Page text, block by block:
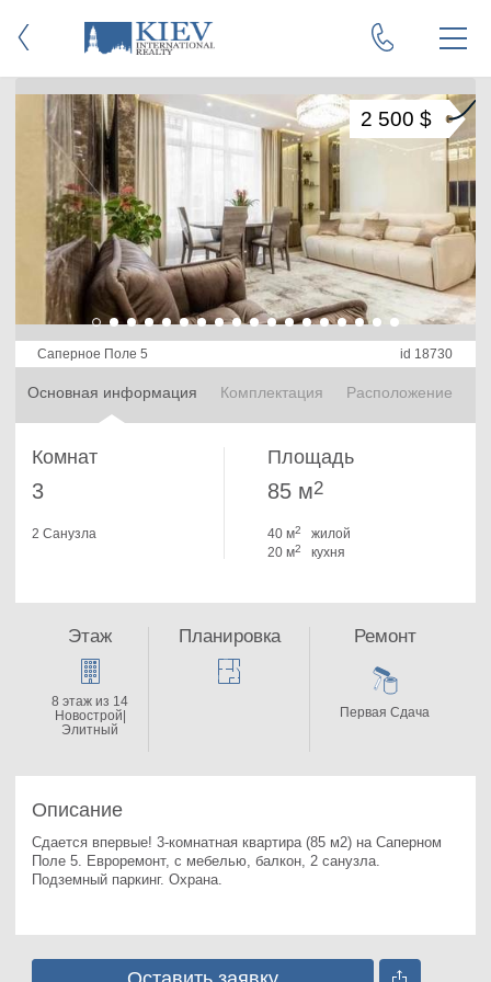
Саперное Поле 5 id 18730
Основная информация Комплектация Расположение
2 500 $
Комнат
3
2 Санузла
Площадь
85 м2
40 м2
жилой
20 м2 кухня
Описание
Сдается впервые! 3-комнатная квартира (85 м2) на Саперном
Поле 5. Евроремонт, с мебелью, балкон, 2 санузла.
Подземный паркинг. Охрана.
Этаж
8 этаж из 14
Новострой|
Элитный
Планировка Ремонт
Первая Сдача